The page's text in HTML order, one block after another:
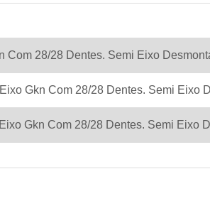
28/28 Dentes. Semi Eixo
Gkn Com 28/28 Dentes. Semi Eixo
Gkn Com 28/28 Dentes. Semi Eixo